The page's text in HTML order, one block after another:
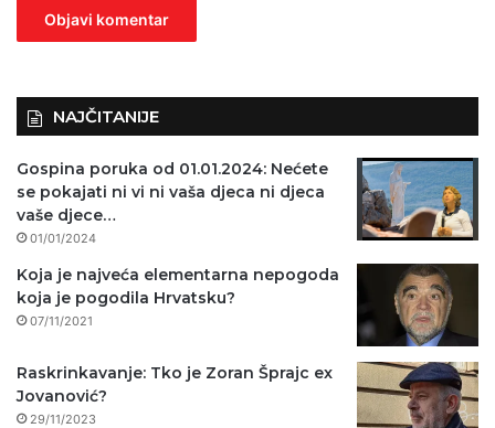
NAJČITANIJE
Gospina poruka od 01.01.2024: Nećete
se pokajati ni vi ni vaša djeca ni djeca
vaše djece…
01/01/2024
Koja je najveća elementarna nepogoda
koja je pogodila Hrvatsku?
07/11/2021
Raskrinkavanje: Tko je Zoran Šprajc ex
Jovanović?
29/11/2023